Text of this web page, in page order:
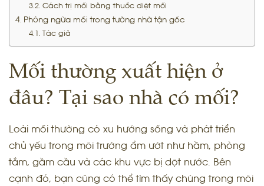
Cách trị mối bằng thuốc diệt mối
Phòng ngừa mối trong tường nhà tận gốc
Tác giả
Mối thường xuất hiện ở
đâu? Tại sao nhà có mối?
Loài mối thường có xu hướng sống và phát triển
chủ yếu trong môi trường ẩm ướt như hầm, phòng
tắm, gầm cầu và các khu vực bị dột nước. Bên
cạnh đó, bạn cũng có thể tìm thấy chúng trong môi